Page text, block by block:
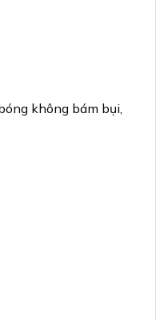
không bám bụi,